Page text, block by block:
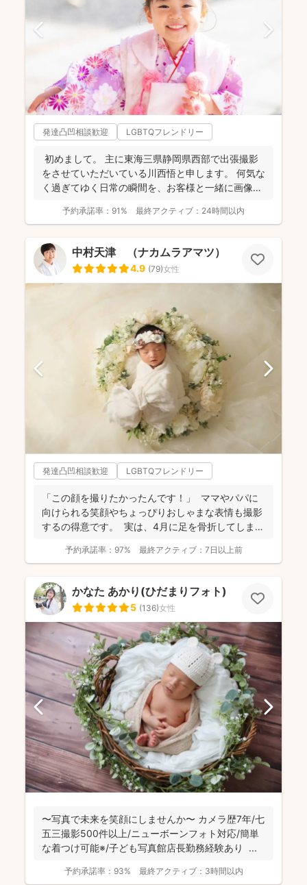
発達凸凹相談歓迎 LGBTQフレンドリー
初めまして。 主に東海三県静岡県西部で出張撮影
をさせていただいている川西悟と申します。 何気な
く過ぎてゆく日常の瞬間を、お客様と一緒に画像と
予約承諾率： 91% 最終アクティブ： 24時間以内
中村天津 （ナカムラアマツ）
4.9 (79)女性
発達凸凹相談歓迎 LGBTQフレンドリー
「この顔を撮りたかったんです！」 ママやパパに
向けられる笑顔やちょっぴりおしゃまな表情も撮影
するの得意です。 実は、4月に足を骨折してしま
予約承諾率： 97% 最終アクティブ： 7日以上前
かなた あかり(ひだまりフォト)
5 (136)女性
〜写真で未来を笑顔にしませんか〜 カメラ歴7年/七
五三撮影500件以上/ニューボーンフォト対応/簡単
な着つけ可能※/子ども写真館店長勤務経験あり ...
予約承諾率： 93% 最終アクティブ： 3時間以内